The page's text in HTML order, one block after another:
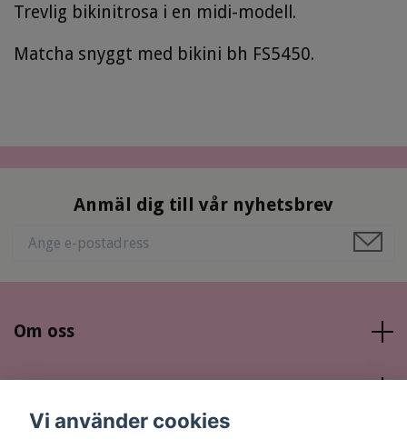
Trevlig bikinitrosa i en midi-modell.
Matcha snyggt med bikini bh FS5450.
Anmäl dig till vår nyhetsbrev
Om oss
Vi använder cookies